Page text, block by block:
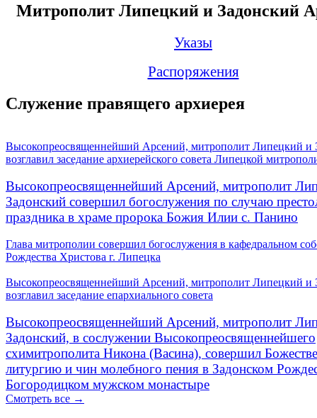
Митрополит Липецкий и Задонский
Указы
Распоряжения
Служение правящего архиерея
Высокопреосвященнейший Арсений, митрополит Липецкий и
возглавил заседание архиерейского совета Липецкой
Высокопреосвященнейший Арсений, митрополит
Задонский совершил богослужения по случаю
праздника в храме пророка Божия Илии с. Панино
Глава митрополии совершил богослужения в кафедральном
Рождества Христова г. Липецка
Высокопреосвященнейший Арсений, митрополит Липецкий и
возглавил заседание епархиального совета
Высокопреосвященнейший Арсений, митрополит
Задонский, в сослужении Высокопреосвященнейшего
схимитрополита Никона (Васина), совершил
литургию и чин молебного пения в Задонском
Богородицком мужском монастыре
Смотреть все →